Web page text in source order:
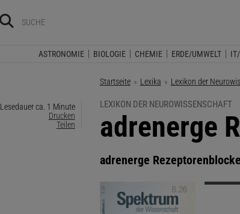
ASTRONOMIE BIOLOGIE CHEMIE ERDE/UMWELT
Startseite Lexika Lexikon der
Lesedauer ca. 1 Minute
Drucken
Teilen
LEXIKON DER NEUROWISSENSCHAFT
:
adrenerge
adrenerge